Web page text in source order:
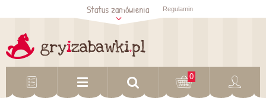
Sprawdź status
zamówienia
Status zamówienia Regulamin
0